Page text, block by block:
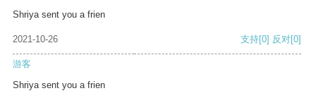
Shriya sent you a frien
2021-10-26 支持[0] 反对[0]
游客
Shriya sent you a frien